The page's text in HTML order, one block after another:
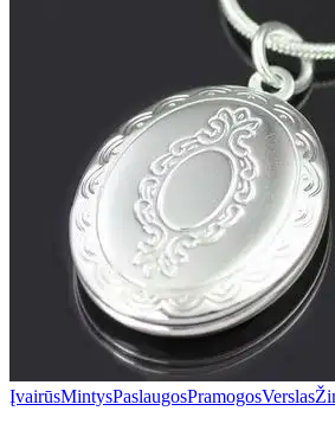
ĮvairūsMintysPaslaugosPramogosVerslas